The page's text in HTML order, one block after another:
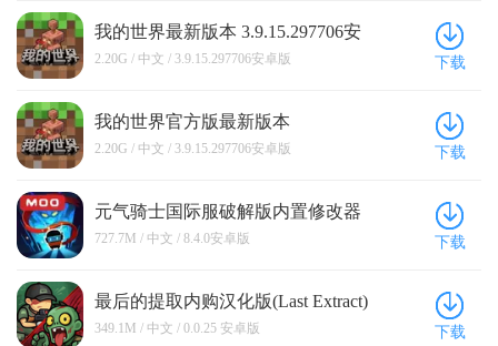
我的世界最新版本 3.9.15.297706安
卓版
2.20G / 中文 / 3.9.15.297706安卓版 下载
我的世界官方版最新版本
3.9.15.297706安卓版
2.20G / 中文 / 3.9.15.297706安卓版 下载
元气骑士国际服破解版内置修改器
(Soul Knight) 8.4.0安卓版
727.7M / 中文 / 8.4.0安卓版 下载
最后的提取内购汉化版(Last Extract)
0.0.25 安卓版
349.1M / 中文 / 0.0.25 安卓版 下载